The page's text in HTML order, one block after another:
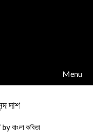
Menu
দাশ
byবাংলা কবিতা